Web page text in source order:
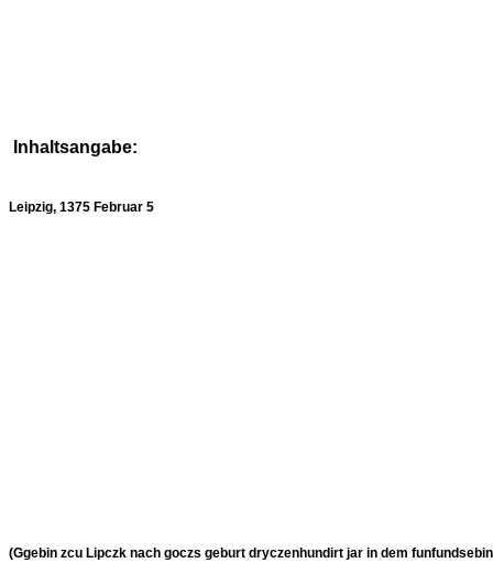
Inhaltsangabe:
Leipzig, 1375 Februar 5
(Ggebin zcu Lipczk nach goczs geburt dryczenhundirt jar in dem